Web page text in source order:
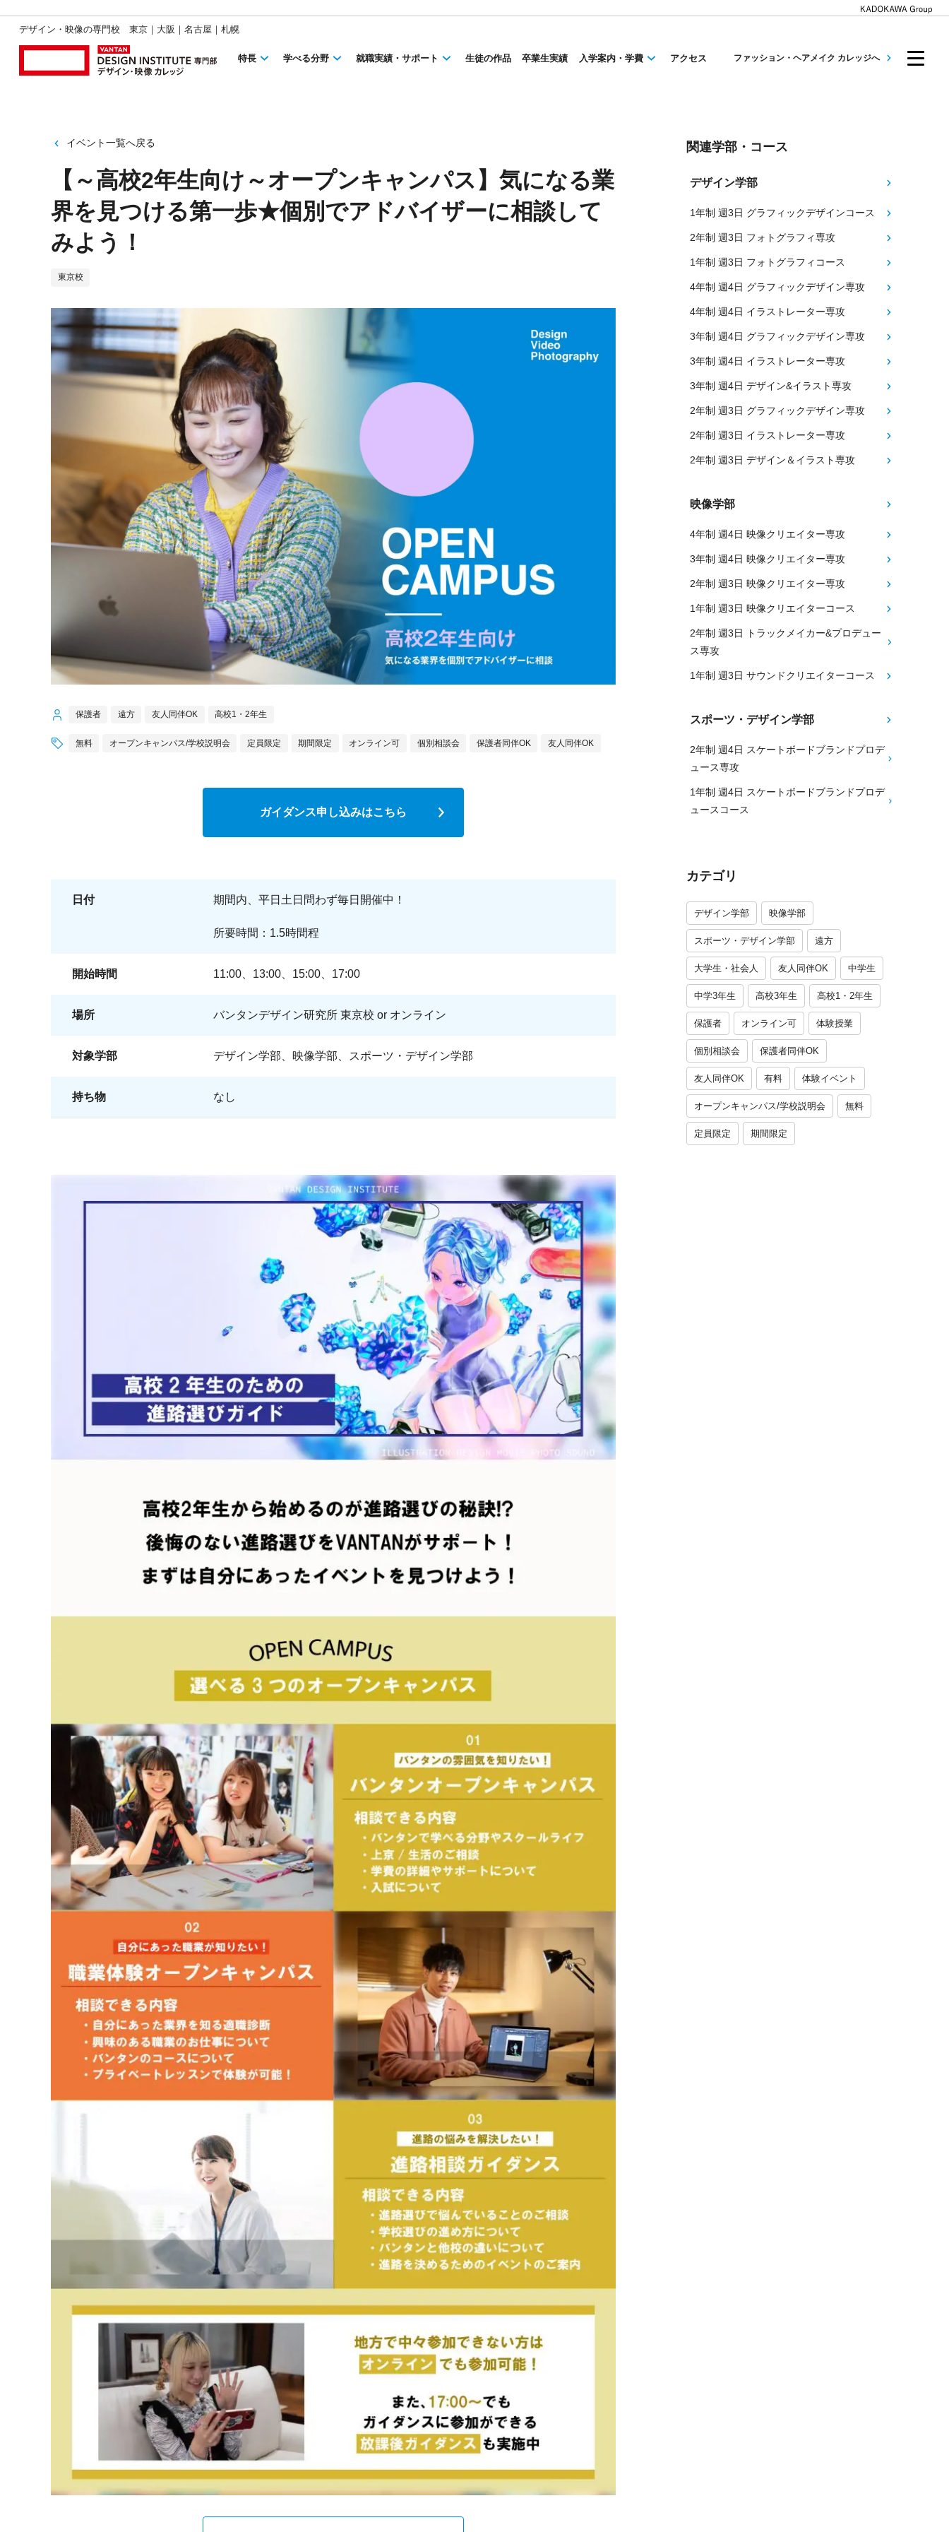
デザイン・映像の専門校 東京｜大阪｜名古屋｜札幌
特長 学べる分野 就職実績・サポート 生徒の作品 卒業生実績 入学案内・学費 アクセス ファッション・ヘアメイク カレッジへ
イベント一覧へ戻る
【～高校2年生向け～オープンキャンパス】気になる業
界を見つける第一歩★個別でアドバイザーに相談して
みよう！
東京校
保護者 遠方 友人同伴OK 高校1・2年生
無料 オープンキャンパス/学校説明会 定員限定 期間限定 オンライン可 個別相談会 保護者同伴OK 友人同伴OK
ガイダンス申し込みはこちら
日付 期間内、平日土日問わず毎日開催中！
所要時間：1.5時間程
開始時間 11:00、13:00、15:00、17:00
場所 バンタンデザイン研究所 東京校 or オンライン
対象学部 デザイン学部、映像学部、スポーツ・デザイン学部
持ち物 なし
関連学部・コース
デザイン学部
1年制 週3日 グラフィックデザインコース
2年制 週3日 フォトグラフィ専攻
1年制 週3日 フォトグラフィコース
4年制 週4日 グラフィックデザイン専攻
4年制 週4日 イラストレーター専攻
3年制 週4日 グラフィックデザイン専攻
3年制 週4日 イラストレーター専攻
3年制 週4日 デザイン&イラスト専攻
2年制 週3日 グラフィックデザイン専攻
2年制 週3日 イラストレーター専攻
2年制 週3日 デザイン＆イラスト専攻
映像学部
4年制 週4日 映像クリエイター専攻
3年制 週4日 映像クリエイター専攻
2年制 週3日 映像クリエイター専攻
1年制 週3日 映像クリエイターコース
2年制 週3日 トラックメイカー&プロデュー
ス専攻
1年制 週3日 サウンドクリエイターコース
スポーツ・デザイン学部
2年制 週4日 スケートボードブランドプロデ
ュース専攻
1年制 週4日 スケートボードブランドプロデ
ュースコース
カテゴリ
デザイン学部 映像学部
スポーツ・デザイン学部 遠方
大学生・社会人 友人同伴OK 中学生
中学3年生 高校3年生 高校1・2年生
保護者 オンライン可 体験授業
個別相談会 保護者同伴OK
友人同伴OK 有料 体験イベント
オープンキャンパス/学校説明会 無料
定員限定 期間限定